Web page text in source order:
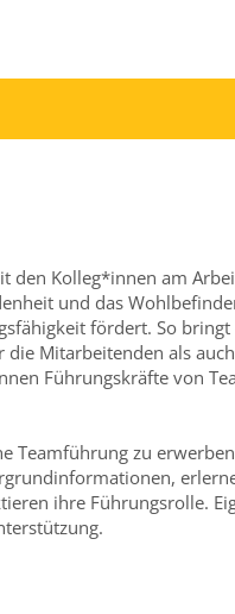
den Kolleg*innen am
und das
fördert. So
Mitarbeitenden als
Führungskräfte von
Teamführung zu
ihre Führungsrolle.